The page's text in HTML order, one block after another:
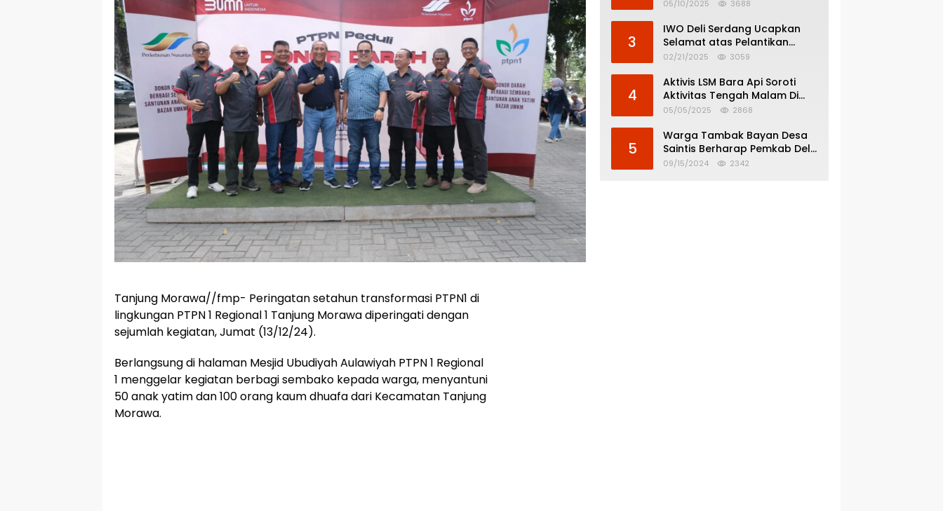
Tanjung Morawa//fmp- Peringatan setahun transformasi PTPN1 di
lingkungan PTPN 1 Regional 1 Tanjung Morawa diperingati dengan
sejumlah kegiatan, Jumat (13/12/24).
Berlangsung di halaman Mesjid Ubudiyah Aulawiyah PTPN 1 Regional
1 menggelar kegiatan berbagi sembako kepada warga, menyantuni
50 anak yatim dan 100 orang kaum dhuafa dari Kecamatan Tanjung
Morawa.
05/10/2025 3688
3
IWO Deli Serdang Ucapkan
Selamat atas Pelantikan
Bupati dan Wakil Bupati Deli
02/21/2025 3059
4
Aktivis LSM Bara Api Soroti
Aktivitas Tengah Malam Di
SPBU 14.213.228 Bandar Tinggi
05/05/2025 2868
5
Warga Tambak Bayan Desa
Saintis Berharap Pemkab Deli
Serdang Atasi Banjir
09/15/2024 2342